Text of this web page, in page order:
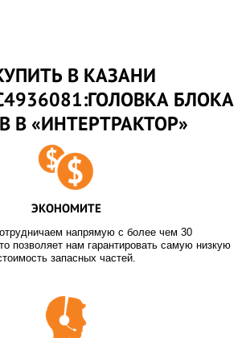
В КАЗАНИ
БЛОКА
В «ИНТЕРТРАКТОР»
ЭКОНОМИТЕ
напрямую с более чем 30
позволяет нам гарантировать самую низкую
запасных частей.